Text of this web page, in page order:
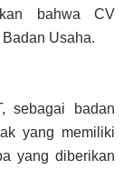
bahwa CV
Usaha.
sebagai badan
yang memiliki
yang diberikan